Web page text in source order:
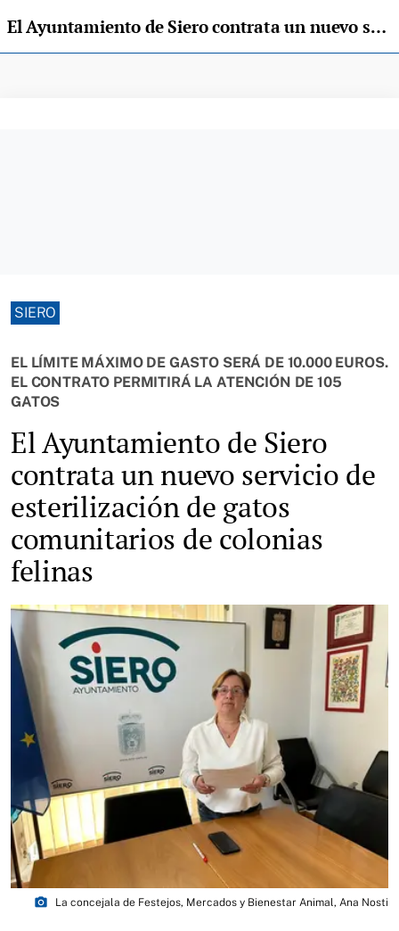
El Ayuntamiento de Siero contrata un nuevo servicio de esterilización de gatos comunitarios de colonias felinas
SIERO
EL LÍMITE MÁXIMO DE GASTO SERÁ DE 10.000 EUROS.
EL CONTRATO PERMITIRÁ LA ATENCIÓN DE 105
GATOS
El Ayuntamiento de Siero
contrata un nuevo servicio de
esterilización de gatos
comunitarios de colonias
felinas
photo_camera La concejala de Festejos, Mercados y Bienestar Animal, Ana Nosti